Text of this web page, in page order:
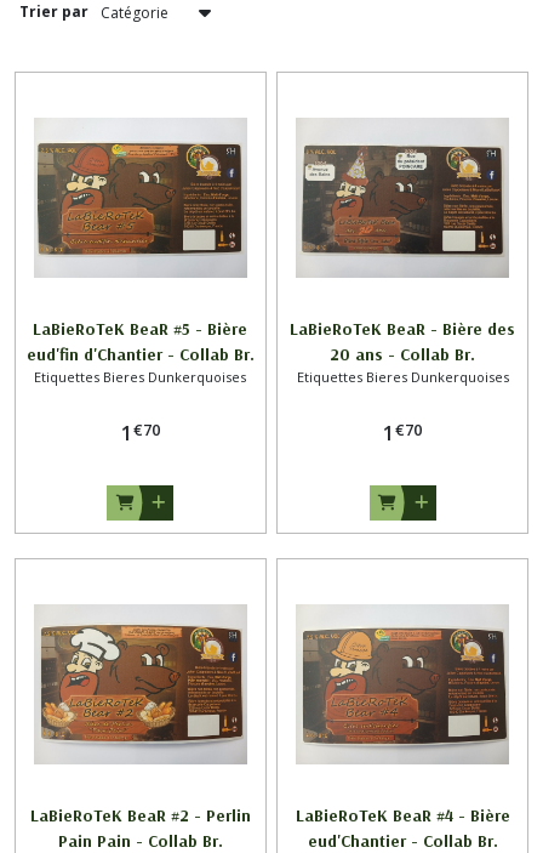
Trier par
LaBieRoTeK BeaR #5 - Bière
eud'fin d'Chantier - Collab Br.
CAPPELAERE x LaBieRoTeK DK
Etiquettes Bieres Dunkerquoises
1 €70
LaBieRoTeK BeaR - Bière des
20 ans - Collab Br.
CAPPELAERE x LaBieRoTeK DK
Etiquettes Bieres Dunkerquoises
1 €70
LaBieRoTeK BeaR #2 - Perlin
Pain Pain - Collab Br.
LaBieRoTeK BeaR #4 - Bière
eud'Chantier - Collab Br.
Sous
DUNKERQUOISES
Verres
BIERES
DUNKERQUOISES
(16)
&
FRUIGAL
-
Afficher
résultats